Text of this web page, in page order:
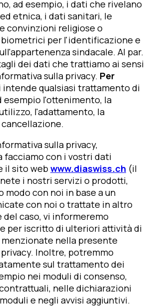
ad esempio, i dati che rivelano
etnica, i dati sanitari, le
convinzioni religiose o
per l'identificazione e
sindacale. Al par.
dei dati che trattiamo ai sensi
sulla privacy. Per
intende qualsiasi trattamento di
esempio l'ottenimento, la
l'adattamento, la
sulla privacy,
facciamo con i vostri dati
il sito web www.diaswiss.ch (il
i nostri servizi o prodotti,
con noi in base a un
con noi o trattate in altro
del caso, vi informeremo
per iscritto di ulteriori attività di
nella presente
Inoltre, potremmo
sul trattamento dei
nei moduli di consenso,
nelle dichiarazioni
e negli avvisi aggiuntivi.